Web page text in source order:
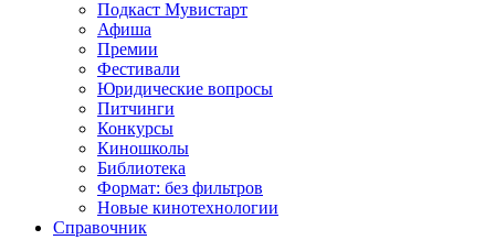
Подкаст Мувистарт
Афиша
Премии
Фестивали
Юридические вопросы
Питчинги
Конкурсы
Киношколы
Библиотека
Формат: без фильтров
Новые кинотехнологии
Справочник